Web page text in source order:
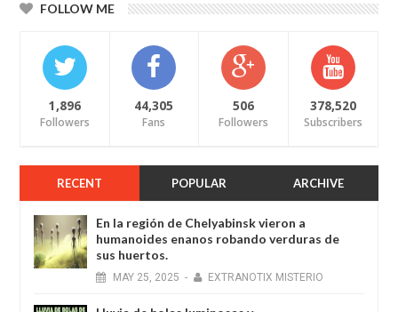
FOLLOW ME
1,896
Followers
44,305
Fans
506
Followers
378,520
Subscribers
RECENT POPULAR ARCHIVE
En la región de Chelyabinsk vieron a
humanoides enanos robando verduras de
sus huertos.
MAY 25, 2025 - EXTRANOTIX MISTERIO